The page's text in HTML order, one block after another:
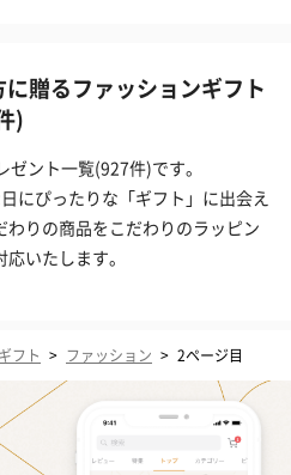
に贈るファッションギフト
)
ント一覧(927件)です。
にぴったりな「ギフト」に出会え
りの商品をこだわりのラッピン
いたします。
フト > ファッション > 2ページ目